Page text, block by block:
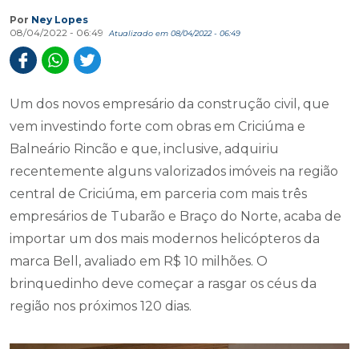
Por Ney Lopes
08/04/2022 - 06:49
Atualizado em 08/04/2022 - 06:49
Um dos novos empresário da construção civil, que
vem investindo forte com obras em Criciúma e
Balneário Rincão e que, inclusive, adquiriu
recentemente alguns valorizados imóveis na região
central de Criciúma, em parceria com mais três
empresários de Tubarão e Braço do Norte, acaba de
importar um dos mais modernos helicópteros da
marca Bell, avaliado em R$ 10 milhões. O
brinquedinho deve começar a rasgar os céus da
região nos próximos 120 dias.